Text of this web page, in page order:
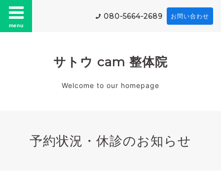
menu
080-5664-2689 お問い合わせ
サトウ cam 整体院
Welcome to our homepage
予約状況・休診のお知らせ